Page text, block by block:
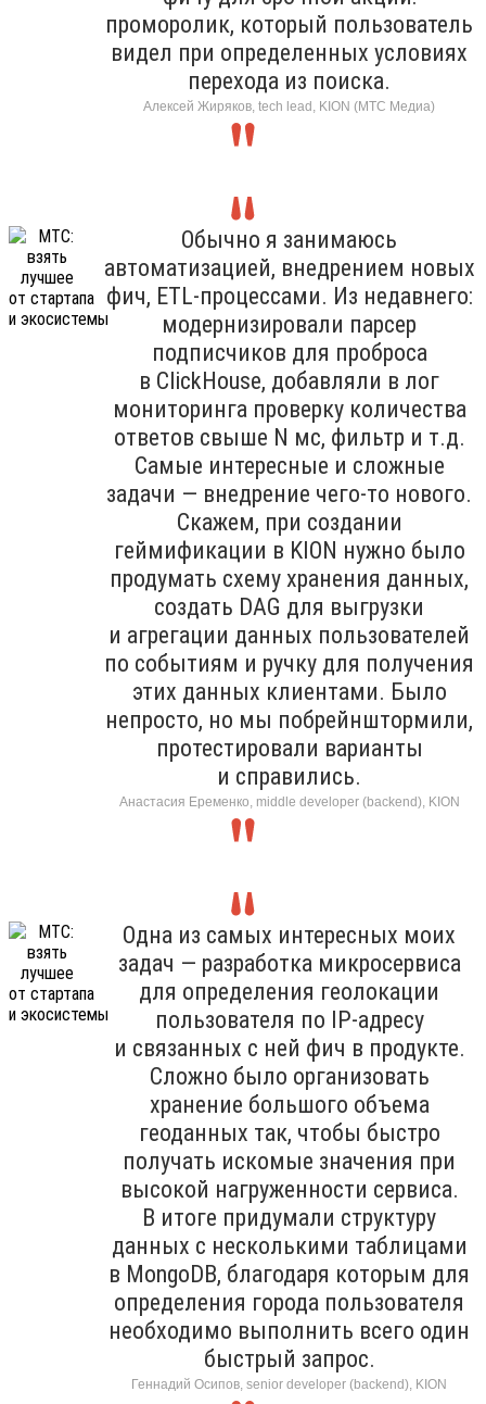
проморолик, который пользователь
видел при определенных условиях
перехода из поиска.
Алексей Жиряков, tech lead, KION (МТС Медиа)
Обычно я занимаюсь
автоматизацией, внедрением новых
фич, ETL-процессами. Из недавнего:
модернизировали парсер
подписчиков для проброса
в ClickHouse, добавляли в лог
мониторинга проверку количества
ответов свыше N мс, фильтр и т.д.
Самые интересные и сложные
задачи — внедрение чего-то нового.
Скажем, при создании
геймификации в KION нужно было
продумать схему хранения данных,
создать DAG для выгрузки
и агрегации данных пользователей
по событиям и ручку для получения
этих данных клиентами. Было
непросто, но мы побрейнштормили,
протестировали варианты
и справились.
Анастасия Еременко, middle developer (backend), KION
Одна из самых интересных моих
задач — разработка микросервиса
для определения геолокации
пользователя по IP-адресу
и связанных с ней фич в продукте.
Сложно было организовать
хранение большого объема
геоданных так, чтобы быстро
получать искомые значения при
высокой нагруженности сервиса.
В итоге придумали структуру
данных с несколькими таблицами
в MongoDB, благодаря которым для
определения города пользователя
необходимо выполнить всего один
быстрый запрос.
Геннадий Осипов, senior developer (backend), KION